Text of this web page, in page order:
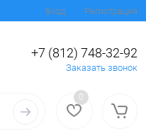
Вход Регистрация
+7 (812) 748-32-92
Заказать звонок
0